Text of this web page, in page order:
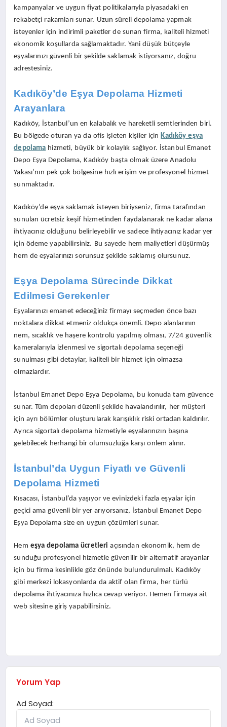
kampanyalar ve uygun fiyat politikalarıyla piyasadaki en
rekabetçi rakamları sunar. Uzun süreli depolama yapmak
isteyenler için indirimli paketler de sunan firma, kaliteli hizmeti
ekonomik koşullarda sağlamaktadır. Yani düşük bütçeyle
eşyalarınızı güvenli bir şekilde saklamak istiyorsanız, doğru
adrestesiniz.
Kadıköy’de Eşya Depolama Hizmeti
Arayanlara
Kadıköy, İstanbul’un en kalabalık ve hareketli semtlerinden biri.
Bu bölgede oturan ya da ofis işleten kişiler için Kadıköy eşya
depolama hizmeti, büyük bir kolaylık sağlıyor. İstanbul Emanet
Depo Eşya Depolama, Kadıköy başta olmak üzere Anadolu
Yakası’nın pek çok bölgesine hızlı erişim ve profesyonel hizmet
sunmaktadır.
Kadıköy’de eşya saklamak isteyen biriyseniz, firma tarafından
sunulan ücretsiz keşif hizmetinden faydalanarak ne kadar alana
ihtiyacınız olduğunu belirleyebilir ve sadece ihtiyacınız kadar yer
için ödeme yapabilirsiniz. Bu sayede hem maliyetleri düşürmüş
hem de eşyalarınızı sorunsuz şekilde saklamış olursunuz.
Eşya Depolama Sürecinde Dikkat
Edilmesi Gerekenler
Eşyalarınızı emanet edeceğiniz firmayı seçmeden önce bazı
noktalara dikkat etmeniz oldukça önemli. Depo alanlarının
nem, sıcaklık ve haşere kontrolü yapılmış olması, 7/24 güvenlik
kameralarıyla izlenmesi ve sigortalı depolama seçeneği
sunulması gibi detaylar, kaliteli bir hizmet için olmazsa
olmazlardır.
İstanbul Emanet Depo Eşya Depolama, bu konuda tam güvence
sunar. Tüm depoları düzenli şekilde havalandırılır, her müşteri
için ayrı bölümler oluşturularak karışıklık riski ortadan kaldırılır.
Ayrıca sigortalı depolama hizmetiyle eşyalarınızın başına
gelebilecek herhangi bir olumsuzluğa karşı önlem alınır.
İstanbul’da Uygun Fiyatlı ve Güvenli
Depolama Hizmeti
Kısacası, İstanbul’da yaşıyor ve evinizdeki fazla eşyalar için
geçici ama güvenli bir yer arıyorsanız, İstanbul Emanet Depo
Eşya Depolama size en uygun çözümleri sunar.
Hem eşya depolama ücretleri açısından ekonomik, hem de
sunduğu profesyonel hizmetle güvenilir bir alternatif arayanlar
için bu firma kesinlikle göz önünde bulundurulmalı. Kadıköy
gibi merkezi lokasyonlarda da aktif olan firma, her türlü
depolama ihtiyacınıza hızlıca cevap veriyor. Hemen firmaya ait
web sitesine giriş yapabilirsiniz.
Yorum Yap
Ad Soyad: